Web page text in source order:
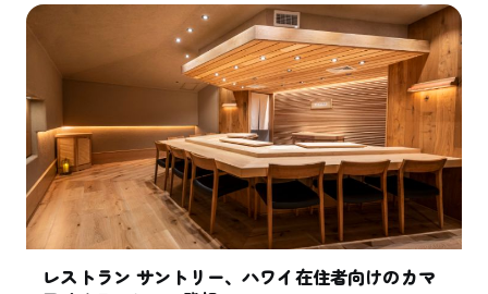
レストラン サントリー、ハワイ在住者向けのカマ